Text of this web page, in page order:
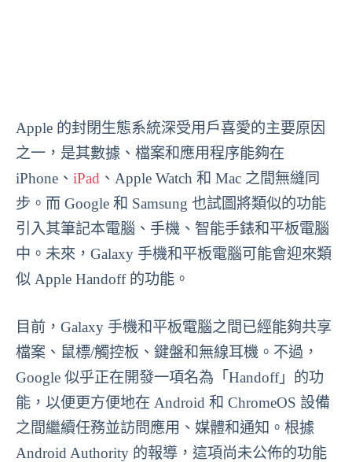
Apple 的封閉生態系統深受用戶喜愛的主要原因
之一，是其數據、檔案和應用程序能夠在
iPhone、 iPad 、Apple Watch 和 Mac 之間無縫同
步。而 Google 和 Samsung 也試圖將類似的功能
引入其筆記本電腦、手機、智能手錶和平板電腦
中。未來，Galaxy 手機和平板電腦可能會迎來類
似 Apple Handoff 的功能。
目前，Galaxy 手機和平板電腦之間已經能夠共享
檔案、鼠標/觸控板、鍵盤和無線耳機。不過，
Google 似乎正在開發一項名為「Handoff」的功
能，以便更方便地在 Android 和 ChromeOS 設備
之間繼續任務並訪問應用、媒體和通知。根據
Android Authority 的報導，這項尚未公佈的功能